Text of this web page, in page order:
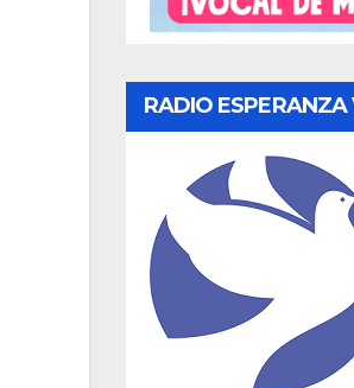
RADIO ESPERANZA